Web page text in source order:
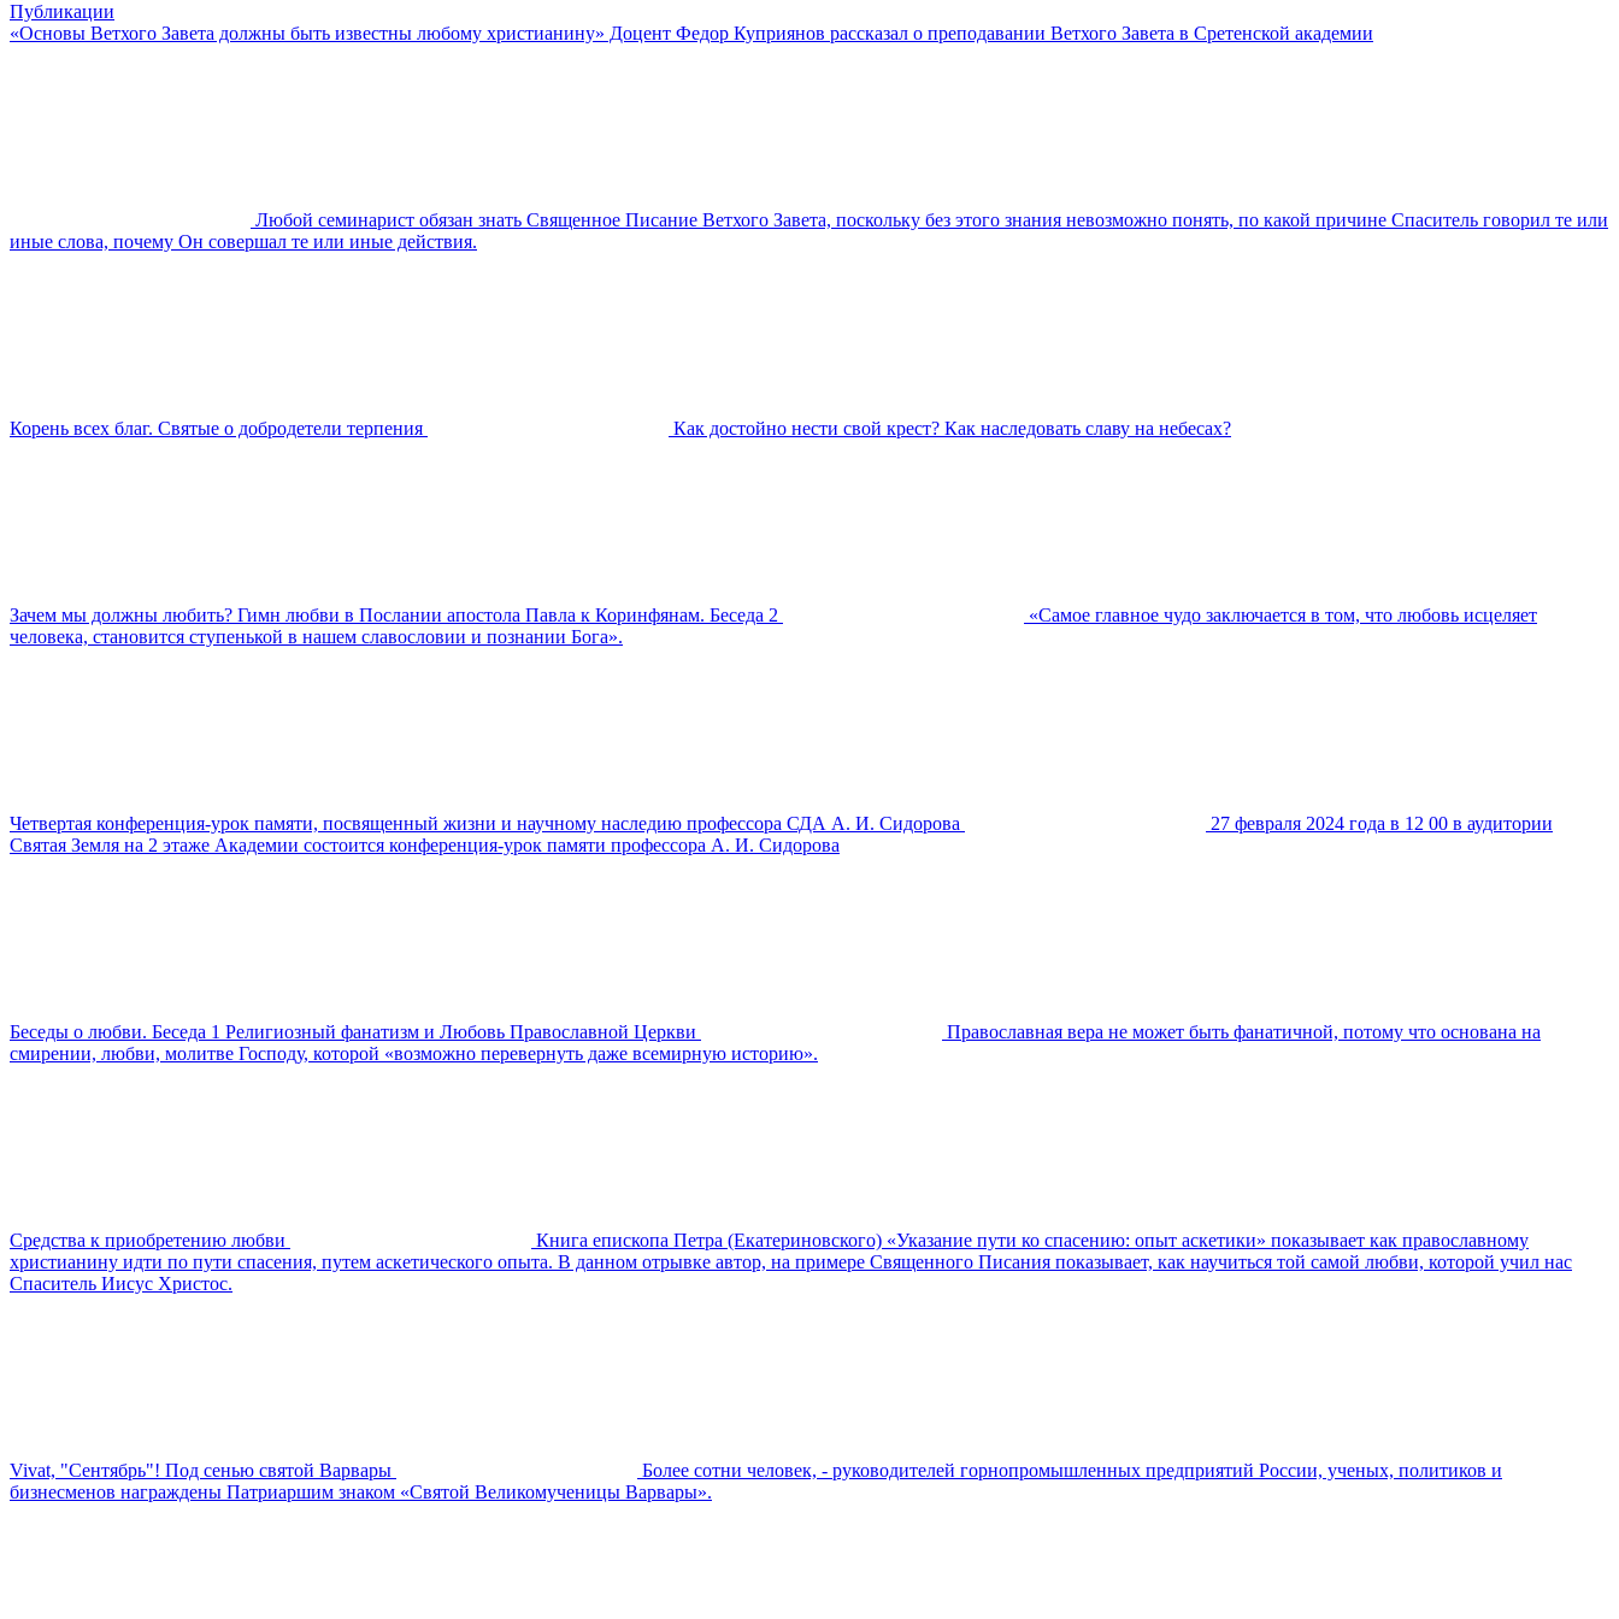
Публикации
«Основы Ветхого Завета должны быть известны любому христианину» Доцент Федор Куприянов рассказал о преподавании Ветхого Завета в Сретенской академии
Любой семинарист обязан знать Священное Писание Ветхого Завета, поскольку без этого знания невозможно понять, по какой причине Спаситель говорил те или
иные слова, почему Он совершал те или иные действия.
Корень всех благ. Святые о добродетели терпения Как достойно нести свой крест? Как наследовать славу на небесах?
Зачем мы должны любить? Гимн любви в Послании апостола Павла к Коринфянам. Беседа 2
«Самое главное чудо заключается в том, что любовь исцеляет
человека, становится ступенькой в нашем славословии и познании Бога».
Четвертая конференция-урок памяти, посвященный жизни и научному наследию профессора СДА А. И. Сидорова
27 февраля 2024 года в 12 00 в аудитории
Святая Земля на 2 этаже Академии состоится конференция-урок памяти профессора А. И. Сидорова
Беседы о любви. Беседа 1 Религиозный фанатизм и Любовь Православной Церкви
Православная вера не может быть фанатичной, потому что основана на
смирении, любви, молитве Господу, которой «возможно перевернуть даже всемирную историю».
Средства к приобретению любви
Книга епископа Петра (Екатериновского) «Указание пути ко спасению: опыт аскетики» показывает как православному
христианину идти по пути спасения, путем аскетического опыта. В данном отрывке автор, на примере Священного Писания показывает, как научиться той самой любви, которой учил нас
Спаситель Иисус Христос.
Vivat, "Сентябрь"! Под сенью святой Варвары
Более сотни человек, - руководителей горнопромышленных предприятий России, ученых, политиков и
бизнесменов награждены Патриаршим знаком «Святой Великомученицы Варвары».